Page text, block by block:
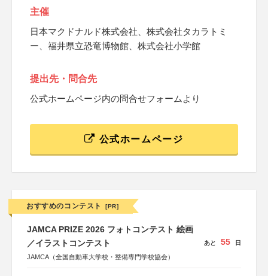
主催
日本マクドナルド株式会社、株式会社タカラトミ
ー、福井県立恐竜博物館、株式会社小学館
提出先・問合先
公式ホームページ内の問合せフォームより
公式ホームページ
おすすめのコンテスト [PR]
JAMCA PRIZE 2026 フォトコンテスト 絵画
／イラストコンテスト
JAMCA（全国自動車大学校・整備専門学校協会）
あと 55 日